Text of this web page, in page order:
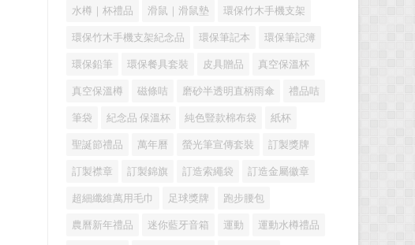
水樽｜杯禮品 滑鼠｜滑鼠墊 環保竹木手機支架
環保竹木手機支架紀念品 環保筆記本 環保筆記簿
環保鉛筆 環保餐具套裝 皮具贈品 真空保溫杯
真空保溫樽 磁條咭 磨砂半透明直柄雨傘 禮品咭
筆袋 紀念品 保溫杯 純色豎款棉布袋 紙杯
聖誕節禮品 萬年曆 螢光筆宣傳套裝 訂製獎牌
訂製襟章 訂製錦旗 訂造索繩袋 訂造金屬徽章
超細纖維萬用毛巾 足球獎牌 跑步腰包
農曆新年禮品 迷你藍牙音箱 運動 運動水樽禮品